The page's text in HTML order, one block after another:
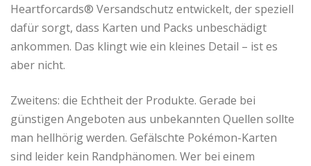
Heartforcards® Versandschutz entwickelt, der speziell
dafür sorgt, dass Karten und Packs unbeschädigt
ankommen. Das klingt wie ein kleines Detail – ist es
aber nicht.
Zweitens: die Echtheit der Produkte. Gerade bei
günstigen Angeboten aus unbekannten Quellen sollte
man hellhörig werden. Gefälschte Pokémon-Karten
sind leider kein Randphänomen. Wer bei einem